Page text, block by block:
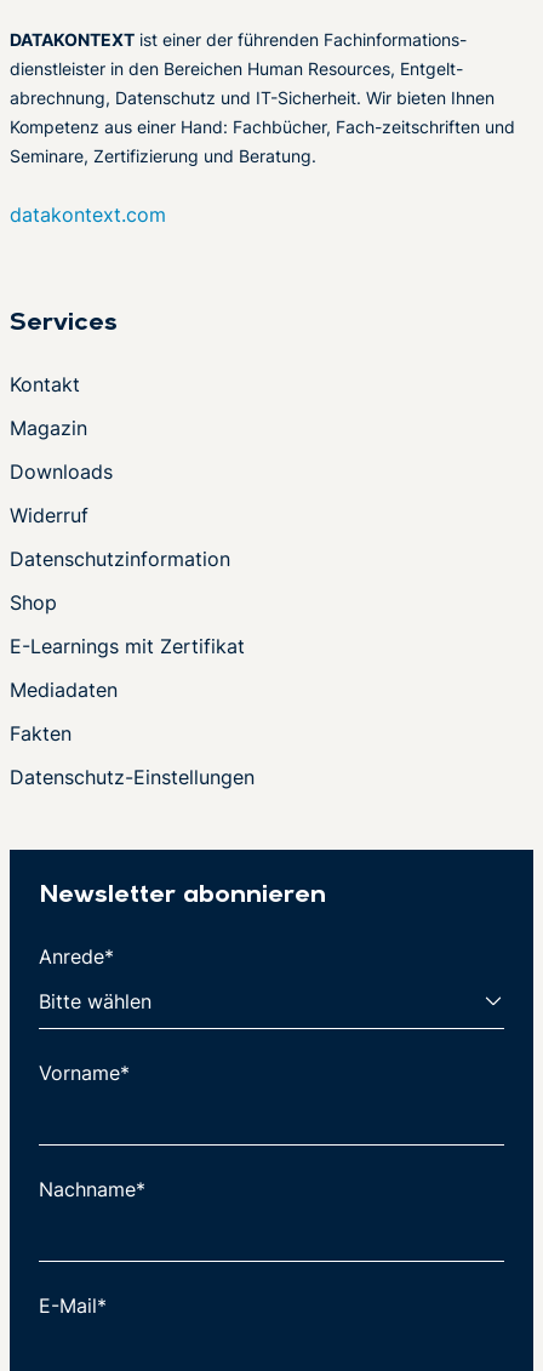
DATAKONTEXT ist einer der führenden Fachinformations-
dienstleister in den Bereichen Human Resources, Entgelt-
abrechnung, Datenschutz und IT-Sicherheit. Wir bieten Ihnen
Kompetenz aus einer Hand: Fachbücher, Fach-zeitschriften und
Seminare, Zertifizierung und Beratung.
datakontext.com
Services
Kontakt
Magazin
Downloads
Widerruf
Datenschutzinformation
Shop
E-Learnings mit Zertifikat
Mediadaten
Fakten
Datenschutz-Einstellungen
Newsletter abonnieren
Anrede*
Vorname*
Nachname*
E-Mail*